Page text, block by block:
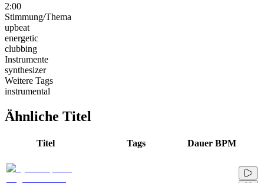
2:00
Stimmung/Thema
upbeat
energetic
clubbing
Instrumente
synthesizer
Weitere Tags
instrumental
Ähnliche Titel
Titel Tags Dauer BPM